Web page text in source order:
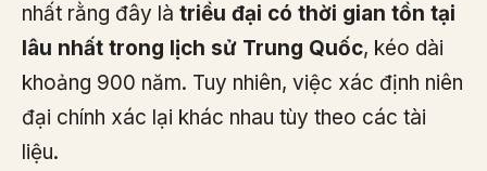
nhất rằng đây là triều đại có thời gian tồn tại
lâu nhất trong lịch sử Trung Quốc, kéo dài
khoảng 900 năm. Tuy nhiên, việc xác định niên
đại chính xác lại khác nhau tùy theo các tài
liệu.